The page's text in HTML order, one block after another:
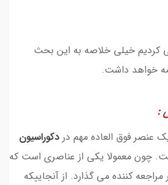
کردیم خیلی خلاصه به این بحث
خواهد داشت.
:
عنصر فوق العاده مهم در دکوراسیون
چون معمولا یکی از عناصری است که
کننده می گذارد. از آنجاییکه